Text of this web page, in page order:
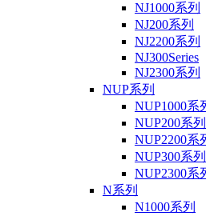
NJ1000系列
NJ200系列
NJ2200系列
NJ300Series
NJ2300系列
NUP系列
NUP1000系
NUP200系列
NUP2200系
NUP300系列
NUP2300系
N系列
N1000系列